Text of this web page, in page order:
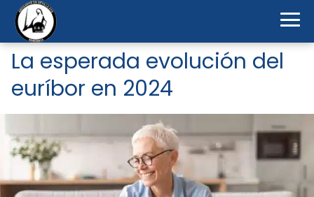
La esperada evolución del
euríbor en 2024